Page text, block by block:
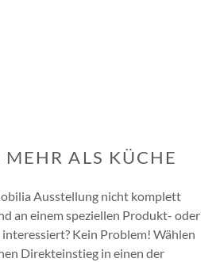
ALS KÜCHE
Ausstellung nicht komplett
an einem speziellen Produkt- oder
Kein Problem! Wählen
Direkteinstieg in einen der